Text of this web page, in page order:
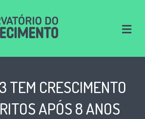
M
e
u
TEM CRESCIMENTO
APÓS 8 ANOS